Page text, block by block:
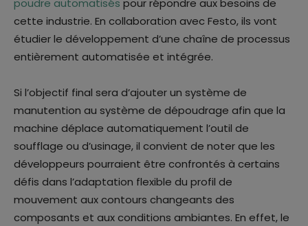
poudre automatisés pour répondre aux besoins de
cette industrie. En collaboration avec Festo, ils vont
étudier le développement d’une chaîne de processus
entièrement automatisée et intégrée.
Si l’objectif final sera d’ajouter un système de
manutention au système de dépoudrage afin que la
machine déplace automatiquement l’outil de
soufflage ou d’usinage, il convient de noter que les
développeurs pourraient être confrontés à certains
défis dans l’adaptation flexible du profil de
mouvement aux contours changeants des
composants et aux conditions ambiantes. En effet, le